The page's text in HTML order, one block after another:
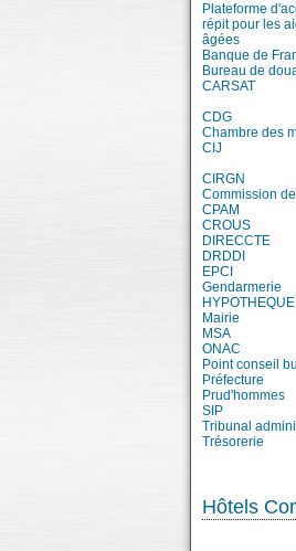
Plateforme
répit pour les
âgées
Banque de
Bureau de
CARSAT
CDG
Chambre des
CIJ
CIRGN
Commission
CPAM
CROUS
DIRECCTE
DRDDI
EPCI
Gendarmerie
HYPOTHEQUE
Mairie
MSA
ONAC
Point conseil
Préfecture
Prud'hommes
SIP
Tribunal
Trésorerie
Hôtels